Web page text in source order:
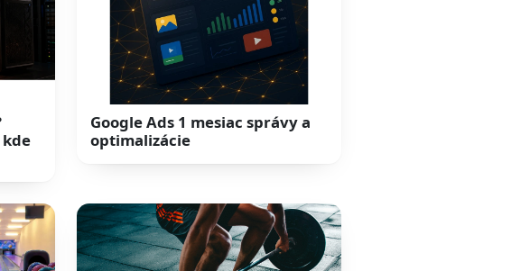
kde
Google Ads 1 mesiac správy a
optimalizácie